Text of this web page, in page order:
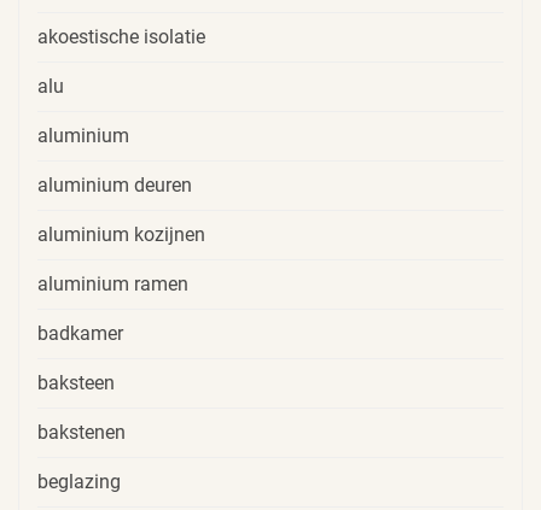
akoestische isolatie
alu
aluminium
aluminium deuren
aluminium kozijnen
aluminium ramen
badkamer
baksteen
bakstenen
beglazing